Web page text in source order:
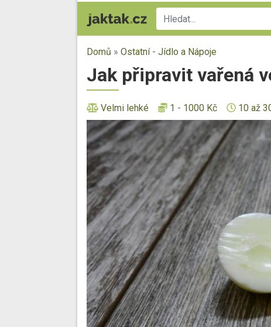
Domů » Ostatní - Jídlo a Nápoje
Jak připravit vařená
Velmi lehké 1 - 1000 Kč 10 až